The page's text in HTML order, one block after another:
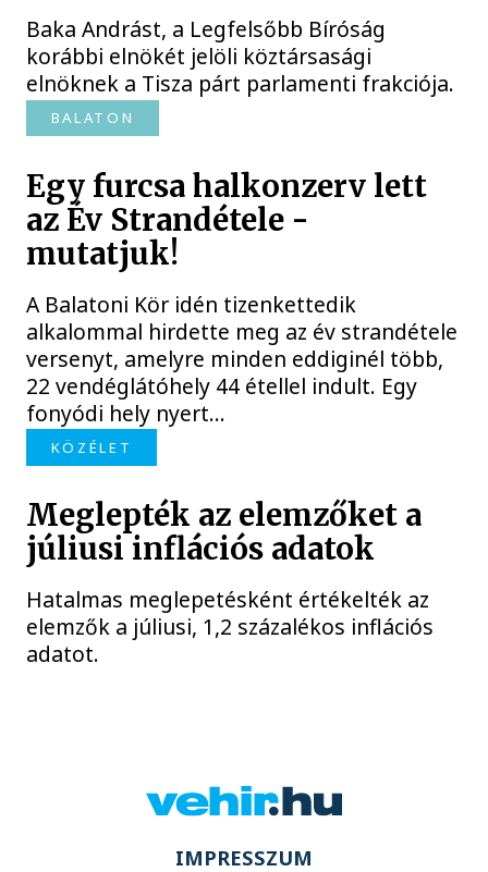
Baka Andrást, a Legfelsőbb Bíróság
korábbi elnökét jelöli köztársasági
elnöknek a Tisza párt parlamenti frakciója.
BALATON
Egy furcsa halkonzerv lett
az Év Strandétele -
mutatjuk!
A Balatoni Kör idén tizenkettedik
alkalommal hirdette meg az év strandétele
versenyt, amelyre minden eddiginél több,
22 vendéglátóhely 44 étellel indult. Egy
fonyódi hely nyert...
KÖZÉLET
Meglepték az elemzőket a
júliusi inflációs adatok
Hatalmas meglepetésként értékelték az
elemzők a júliusi, 1,2 százalékos inflációs
adatot.
IMPRESSZUM